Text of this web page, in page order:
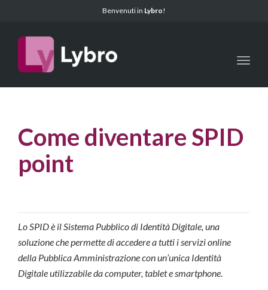
Benvenuti in Lybro!
Come diventare SPID
point
Lo SPID è il Sistema Pubblico di Identità Digitale, una
soluzione che permette di accedere a tutti i servizi online
della Pubblica Amministrazione con un’unica Identità
Digitale utilizzabile dacomputer, tablet e smartphone.